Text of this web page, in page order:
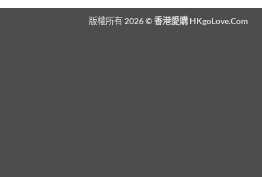
版權所有 2026 ©香港愛購 HKgoLove.Com